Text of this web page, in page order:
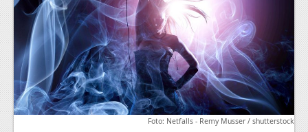
Foto: Netfalls - Remy Musser / shutterstock